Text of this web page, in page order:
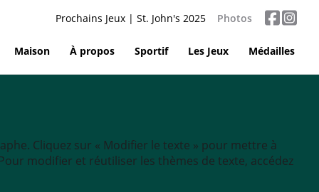
Prochains Jeux | St. John's 2025 Photos
Maison À propos Sportif Les Jeux Médailles
Cliquez sur « Modifier le texte » pour mettre à
modifier et réutiliser les thèmes de texte, accédez